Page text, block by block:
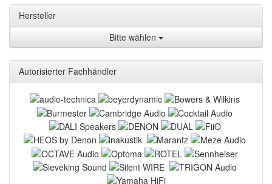
Hersteller
Bitte wählen
Autorisierter Fachhändler